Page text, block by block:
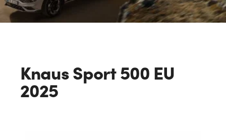
Knaus Sport 500 EU
2025